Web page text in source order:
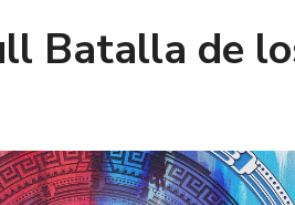
Batalla de